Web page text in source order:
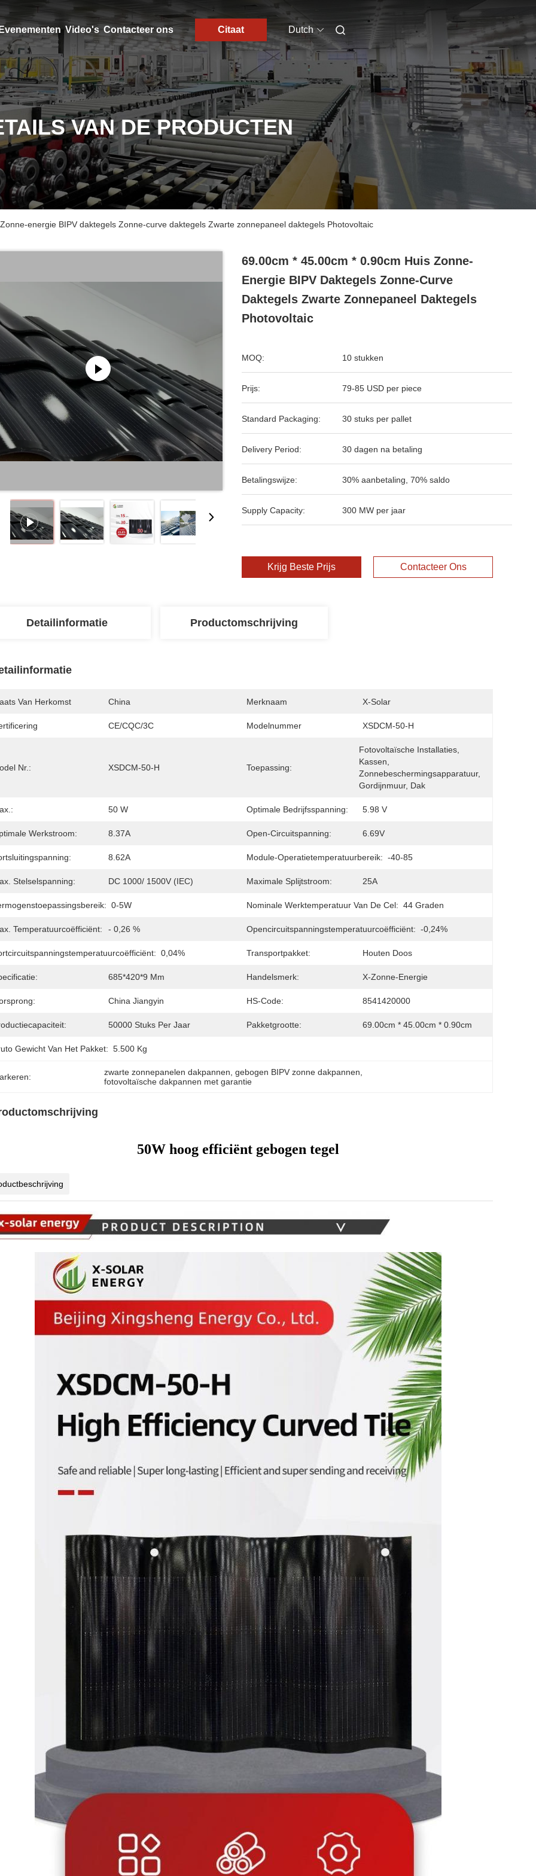
Evenementen Video's Contacteer ons Citaat Dutch
VAN DE PRODUCTEN
energie BIPV daktegels Zonne-curve daktegels Zwarte zonnepaneel daktegels Photovoltaic
69.00cm * 45.00cm * 0.90cm Huis Zonne-
Energie BIPV Daktegels Zonne-Curve
Daktegels Zwarte Zonnepaneel Daktegels
Photovoltaic
MOQ: 10 stukken
Prijs: 79-85 USD per piece
Standard Packaging: 30 stuks per pallet
Delivery Period: 30 dagen na betaling
Betalingswijze: 30% aanbetaling, 70% saldo
Supply Capacity: 300 MW per jaar
Krijg Beste Prijs Contacteer Ons
Detailinformatie Productomschrijving
Van Herkomst China Merknaam X-Solar
CE/CQC/3C Modelnummer XSDCM-50-H
Nr.: XSDCM-50-H Toepassing:
Fotovoltaïsche Installaties,
Kassen,
Zonnebeschermingsapparatuur,
Gordijnmuur, Dak
50 W Optimale Bedrijfsspanning: 5.98 V
Werkstroom: 8.37A Open-Circuitspanning: 6.69V
8.62A Module-Operatietemperatuurbereik: -40-85
Stelselspanning: DC 1000/ 1500V (IEC) Maximale Splijtstroom: 25A
0-5W Nominale Werktemperatuur Van De Cel: 44 Graden
Temperatuurcoëfficiënt: - 0,26 % Opencircuitspanningstemperatuurcoëfficiënt: -0,24%
0,04% Transportpakket: Houten Doos
685*420*9 Mm Handelsmerk: X-Zonne-Energie
China Jiangyin HS-Code: 8541420000
50000 Stuks Per Jaar Pakketgrootte: 69.00cm * 45.00cm * 0.90cm
Gewicht Van Het Pakket: 5.500 Kg
zwarte zonnepanelen dakpannen , gebogen BIPV zonne dakpannen
fotovoltaïsche dakpannen met garantie
50W hoog efficiënt gebogen tegel